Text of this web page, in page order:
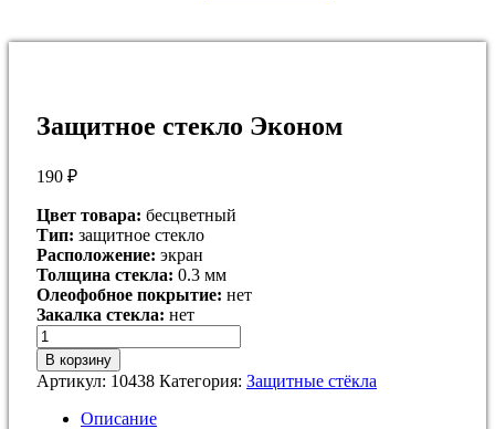
Защитное стекло Эконом
190 ₽
Цвет товара: бесцветный
Тип: защитное стекло
Расположение: экран
Толщина стекла: 0.3 мм
Олеофобное покрытие: нет
Закалка стекла: нет
Количество
товара
Защитное
стекло
Эконом
В корзину
Артикул: 10438 Категория: Защитные стёкла
Описание